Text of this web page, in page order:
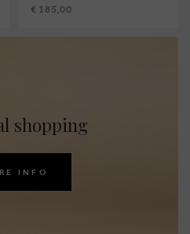
€ 185,00
shopping
INFO